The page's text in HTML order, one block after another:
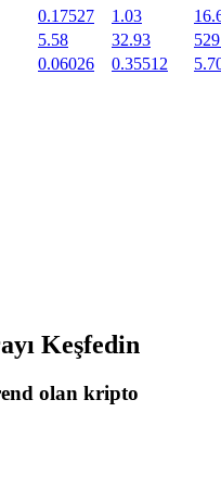
0.17527 1.03
5.58 32.93
0.06026 0.35512
Keşfedin
olan kripto